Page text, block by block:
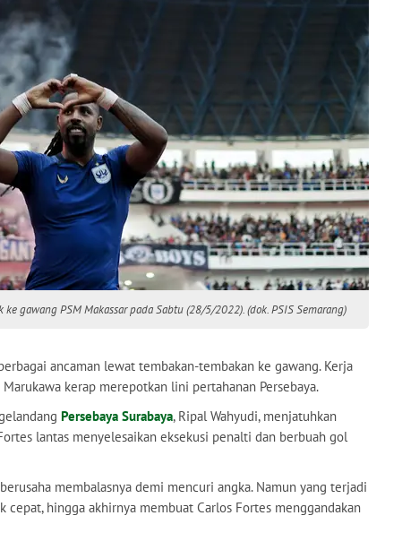
ke gawang PSM Makassar pada Sabtu (28/5/2022). (dok. PSIS Semarang)
ancaman lewat tembakan-tembakan ke gawang. Kerja
kerap merepotkan lini pertahanan Persebaya.
Persebaya Surabaya, Ripal Wahyudi, menjatuhkan
lantas menyelesaikan eksekusi penalti dan berbuah gol
membalasnya demi mencuri angka. Namun yang terjadi
cepat, hingga akhirnya membuat Carlos Fortes menggandakan